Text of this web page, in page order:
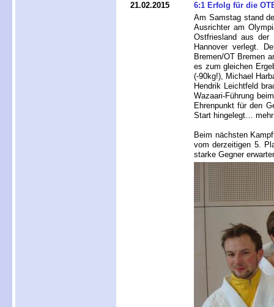
21.02.2015
6:1 Erfolg für die
Am Samstag stand
Ausrichter am
Ostfriesland aus der
Hannover verlegt.
Bremen/OT Bremen
es zum gleichen
(-90kg!), Michael
Hendrik Leichtfeld
Wazaari-Führung
Ehrenpunkt für den
Start hingelegt…
Beim nächsten
vom derzeitigen 5.
starke Gegner